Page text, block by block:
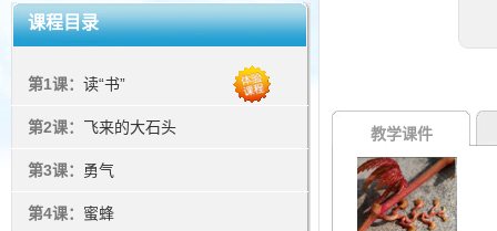
课程目录
第1课： 读“书”
第2课： 飞来的大石头
第3课： 勇气
第4课： 蜜蜂
教学课件